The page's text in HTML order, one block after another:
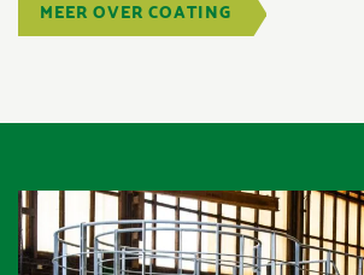
MEER OVER COATING